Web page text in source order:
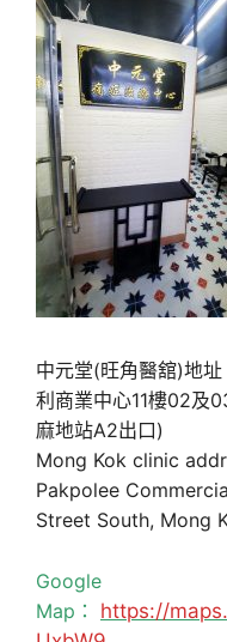
中元堂(旺角醫舘)地
利商業中心11樓02及
麻地站A2出口)
Mong Kok clinic
Pakpolee
Street South, Mong
Google
Map： https://